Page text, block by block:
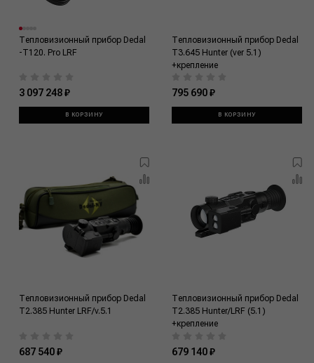
Тепловизионный прибор Dedal
-Т120. Pro LRF
3 097 248 ₽
В КОРЗИНУ
Тепловизионный прибор Dedal
T3.645 Hunter (ver 5.1)
+крепление
795 690 ₽
В КОРЗИНУ
Тепловизионный прибор Dedal
T2.385 Hunter LRF/v.5.1
687 540 ₽
Тепловизионный прибор Dedal
T2.385 Hunter/LRF (5.1)
+крепление
679 140 ₽